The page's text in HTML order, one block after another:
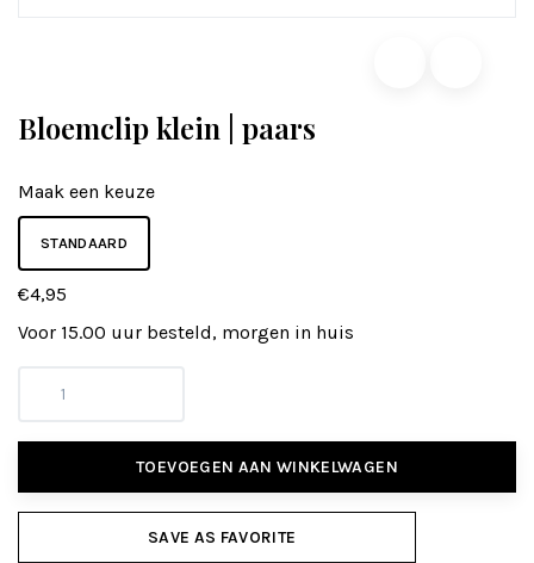
Bloemclip klein | paars
Maak een keuze
STANDAARD
€4,95
Voor 15.00 uur besteld, morgen in huis
TOEVOEGEN AAN WINKELWAGEN
SAVE AS FAVORITE